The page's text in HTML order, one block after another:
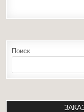
Поиск